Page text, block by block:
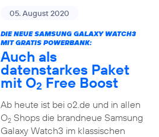
05. August 2020
DIE NEUE SAMSUNG GALAXY WATCH3
MIT GRATIS POWERBANK:
Auch als
datenstarkes Paket
mit O2 Free Boost
Ab heute ist bei o2.de und in allen
O2Shops die brandneue Samsung
Galaxy Watch3 im klassischen